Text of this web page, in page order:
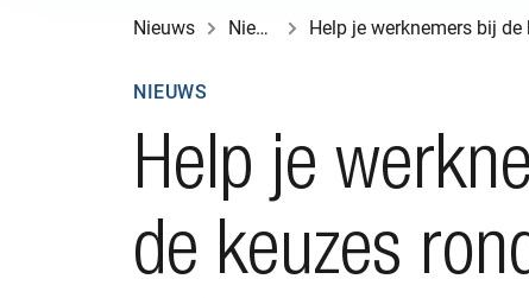
Nieuws Nieuws
Help je
de keuzes
NIEUWS